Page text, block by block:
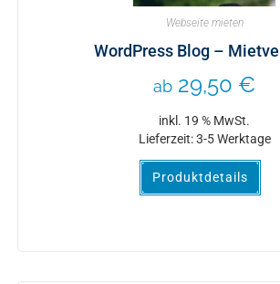
Webseite mieten
WordPress Blog –
ab 29,50 €
inkl. 19 % MwSt.
Lieferzeit:3-5 Werktage
Produktdetails